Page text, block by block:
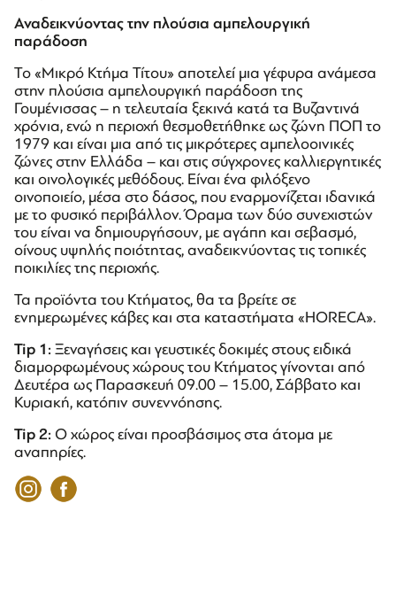
Αναδεικνύοντας την πλούσια αμπελουργική
παράδοση
Το «Μικρό Κτήμα Τίτου» αποτελεί μια γέφυρα ανάμεσα
στην πλούσια αμπελουργική παράδοση της
Γουμένισσας – η τελευταία ξεκινά κατά τα Βυζαντινά
χρόνια, ενώ η περιοχή θεσμοθετήθηκε ως ζώνη ΠΟΠ το
1979 και είναι μια από τις μικρότερες αμπελοοινικές
ζώνες στην Ελλάδα – και στις σύγχρονες καλλιεργητικές
και οινολογικές μεθόδους. Είναι ένα φιλόξενο
οινοποιείο, μέσα στο δάσος, που εναρμονίζεται ιδανικά
με το φυσικό περιβάλλον. Όραμα των δύο συνεχιστών
του είναι να δημιουργήσουν, με αγάπη και σεβασμό,
οίνους υψηλής ποιότητας, αναδεικνύοντας τις τοπικές
ποικιλίες της περιοχής.
Τα προϊόντα του Κτήματος, θα τα βρείτε σε
ενημερωμένες κάβες και στα καταστήματα «HORECA».
Tip 1: Ξεναγήσεις και γευστικές δοκιμές στους ειδικά
διαμορφωμένους χώρους του Κτήματος γίνονται από
Δευτέρα ως Παρασκευή 09.00 – 15.00, Σάββατο και
Κυριακή, κατόπιν συνεννόησης.
Tip 2: Ο χώρος είναι προσβάσιμος στα άτομα με
αναπηρίες.